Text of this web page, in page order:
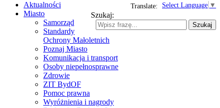
Select Language ▼
Translate:
Szukaj:
Szukaj
Aktualności
Miasto
Samorząd
Standardy
Ochrony Małoletnich
Poznaj Miasto
Komunikacja i transport
Osoby niepełnosprawne
Zdrowie
ZIT BydOF
Pomoc prawna
Wyróżnienia i nagrody